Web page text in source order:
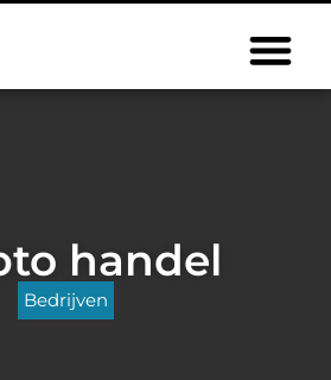
handel
Bedrijven